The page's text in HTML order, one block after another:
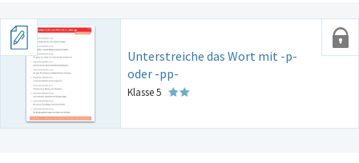
Unterstreiche das Wort mit -p-
oder -pp-
Klasse 5